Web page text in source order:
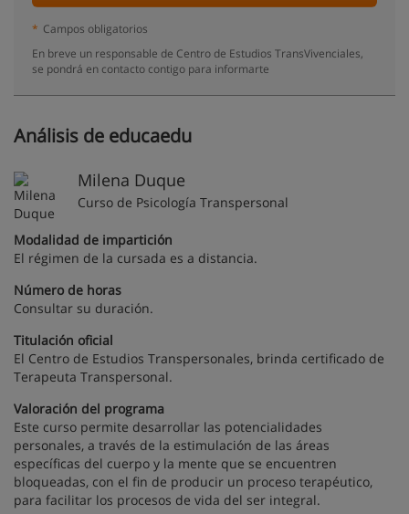
* Campos obligatorios
En breve un responsable de Centro de Estudios TransVivenciales,
se pondrá en contacto contigo para informarte
Análisis de educaedu
Milena Duque
Curso de Psicología Transpersonal
Modalidad de impartición
El régimen de la cursada es a distancia.
Número de horas
Consultar su duración.
Titulación oficial
El Centro de Estudios Transpersonales, brinda certificado de
Terapeuta Transpersonal.
Valoración del programa
Este curso permite desarrollar las potencialidades
personales, a través de la estimulación de las áreas
específicas del cuerpo y la mente que se encuentren
bloqueadas, con el fin de producir un proceso terapéutico,
para facilitar los procesos de vida del ser integral.